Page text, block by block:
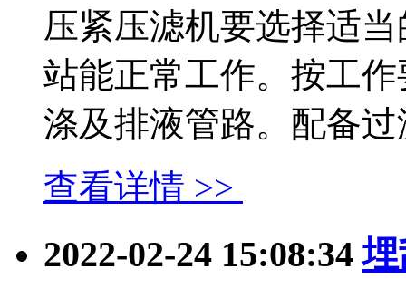
压紧压滤机要选择适
站能正常工作。按工
涤及排液管路。配备过
查看详情 >>
2022-02-24 15:08:34